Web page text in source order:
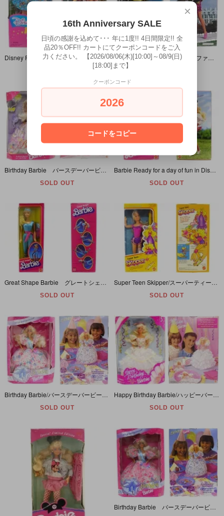
Disney Fun Barbie/ディズニーファンバービー・1995年・MATTEL
Birthday Barbie バースデーバービー 1996年
SOLD OUT SOLD OUT
SOLD OUT SOLD OUT
SOLD OUT SOLD OUT
×
16th Anniversary SALE
日頃の感謝を込めて･･･ 年に1度!! 4日間限定!! 全
品20％OFF!! カートにてクーポンコードをご入
力ください。 【2026/08/06(木)[10:00]～08/9(日)
[18:00]まで】
クーポンコード
2026
コードをコピー